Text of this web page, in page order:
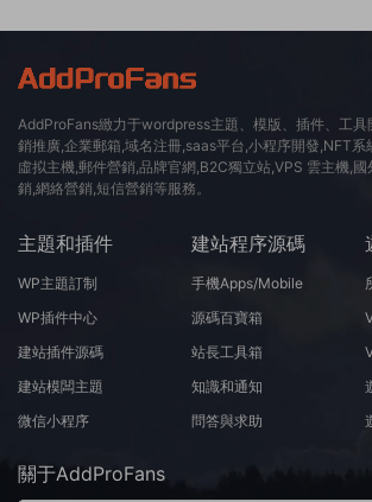
AddProFans緻力于wordpress主題、模版、插件、工具
銷推廣,企業郵箱,域名注冊,saas平台,小程序開發,NFT系
虛拟主機,郵件營銷,品牌官網,B2C獨立站,VPS 雲主機,
銷,網絡營銷,短信營銷等服務。
主題和插件
WP主題訂制
WP插件中心
建站插件源碼
建站模闆主題
微信小程序
建站程序源碼
手機Apps/Mobile
源碼百寶箱
站長工具箱
知識和通知
問答與求助
關于AddProFans